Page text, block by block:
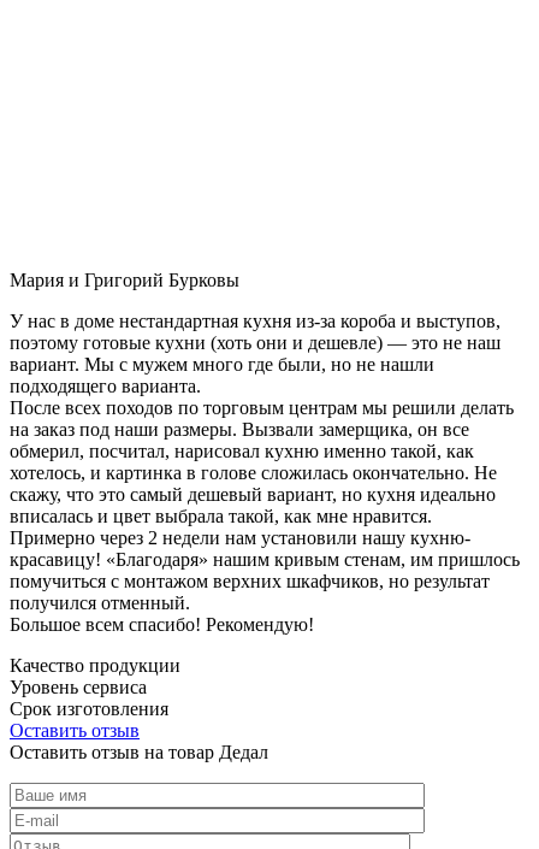
Мария и Григорий Бурковы
У нас в доме нестандартная кухня из-за короба и выступов,
поэтому готовые кухни (хоть они и дешевле) — это не наш
вариант. Мы с мужем много где были, но не нашли
подходящего варианта.
После всех походов по торговым центрам мы решили делать
на заказ под наши размеры. Вызвали замерщика, он все
обмерил, посчитал, нарисовал кухню именно такой, как
хотелось, и картинка в голове сложилась окончательно. Не
скажу, что это самый дешевый вариант, но кухня идеально
вписалась и цвет выбрала такой, как мне нравится.
Примерно через 2 недели нам установили нашу кухню-
красавицу! «Благодаря» нашим кривым стенам, им пришлось
помучиться с монтажом верхних шкафчиков, но результат
получился отменный.
Большое всем спасибо! Рекомендую!
Качество продукции
Уровень сервиса
Срок изготовления
Оставить отзыв
Оставить отзыв на товар Дедал